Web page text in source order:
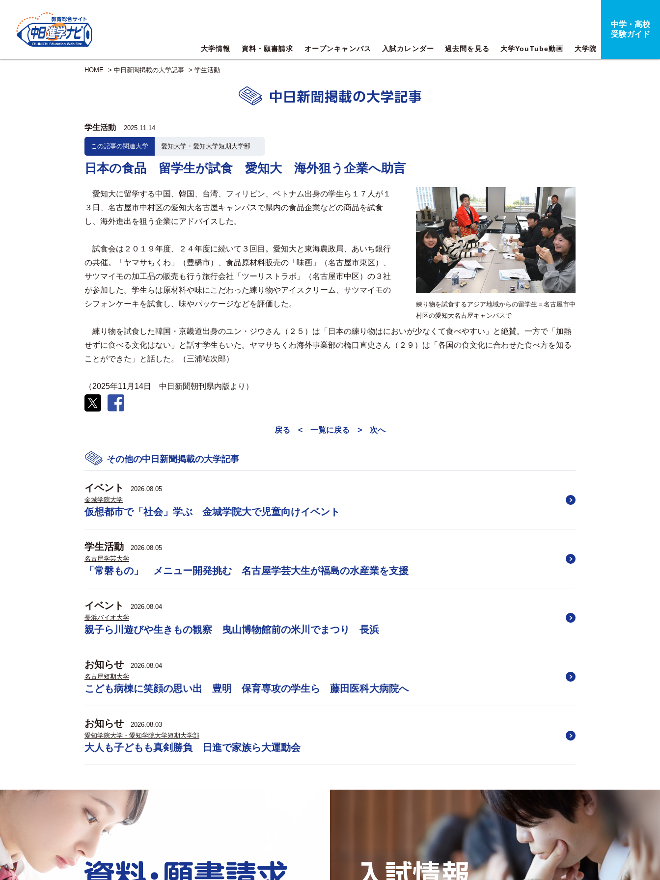
大学情報 資料・願書請求 オープンキャンパス 入試カレンダー 過去問を見る 大学YouTube動画 大学院
中学・高校
受験ガイド
HOME > 中日新聞掲載の大学記事 > 学生活動
学生活動 2025.11.14
この記事の関連大学 愛知大学・愛知大学短期大学部
日本の食品 留学生が試食 愛知大 海外狙う企業へ助言
練り物を試食するアジア地域からの留学生＝名古屋市中
村区の愛知大名古屋キャンパスで
愛知大に留学する中国、韓国、台湾、フィリピン、ベトナム出身の学生ら１７人が１
３日、名古屋市中村区の愛知大名古屋キャンパスで県内の食品企業などの商品を試食
し、海外進出を狙う企業にアドバイスした。
試食会は２０１９年度、２４年度に続いて３回目。愛知大と東海農政局、あいち銀行
の共催。「ヤマサちくわ」（豊橋市）、食品原材料販売の「味画」（名古屋市東区）、
サツマイモの加工品の販売も行う旅行会社「ツーリストラボ」（名古屋市中区）の３社
が参加した。学生らは原材料や味にこだわった練り物やアイスクリーム、サツマイモの
シフォンケーキを試食し、味やパッケージなどを評価した。
練り物を試食した韓国・京畿道出身のユン・ジウさん（２５）は「日本の練り物はにおいが少なくて食べやすい」と絶賛。一方で「加熱
せずに食べる文化はない」と話す学生もいた。ヤマサちくわ海外事業部の橋口直史さん（２９）は「各国の食文化に合わせた食べ方を知る
ことができた」と話した。（三浦祐次郎）
（2025年11月14日 中日新聞朝刊県内版より）
戻る < 一覧に戻る > 次へ
その他の中日新聞掲載の大学記事
イベント
2026.08.05
金城学院大学
仮想都市で「社会」学ぶ 金城学院大で児童向けイベント
学生活動
2026.08.05
名古屋学芸大学
「常磐もの」 メニュー開発挑む 名古屋学芸大生が福島の水産業を支援
イベント
2026.08.04
長浜バイオ大学
親子ら川遊びや生きもの観察 曳山博物館前の米川でまつり 長浜
お知らせ
2026.08.04
名古屋短期大学
こども病棟に笑顔の思い出 豊明 保育専攻の学生ら 藤田医科大病院へ
お知らせ
2026.08.03
愛知学院大学・愛知学院大学短期大学部
大人も子どもも真剣勝負 日進で家族ら大運動会